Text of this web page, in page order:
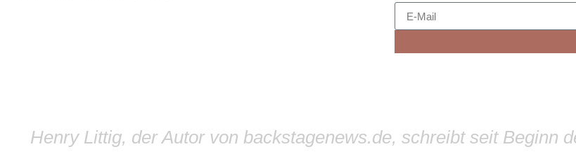
Henry Littig, der Autor von backstagenews.de, schreibt seit Beginn